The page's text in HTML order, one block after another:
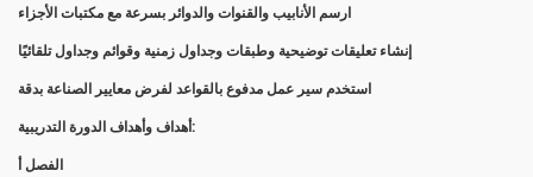
ارسم الأنابيب والقنوات والدوائر بسرعة مع مكتبات الأجزاء
إنشاء تعليقات توضيحية وطبقات وجداول زمنية وقوائم وجداول تلقائيًا
استخدم سير عمل مدفوع بالقواعد لفرض معايير الصناعة بدقة
أهداف وأهداف الدورة التدريبية:
الفصل أ